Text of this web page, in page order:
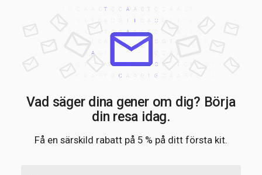
Vad säger dina gener om dig? Börja
din resa idag.
Få en särskild rabatt på 5 % på ditt första kit.